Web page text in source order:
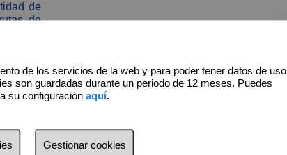
de
de
La
a
a
de los servicios de la web y para poder tener datos de uso
son guardadas durante un periodo de 12 meses. Puedes
su configuración aquí.
Gestionar cookies